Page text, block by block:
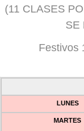
(11 CLASES
SE
Festivos
LUNES
MARTES